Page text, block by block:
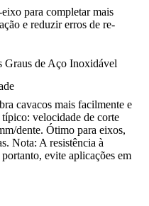
eixo para completar mais
e reduzir erros de re-
Graus de Aço Inoxidável
cavacos mais facilmente e
velocidade de corte
dente. Ótimo para eixos,
Nota: A resistência à
evite aplicações em